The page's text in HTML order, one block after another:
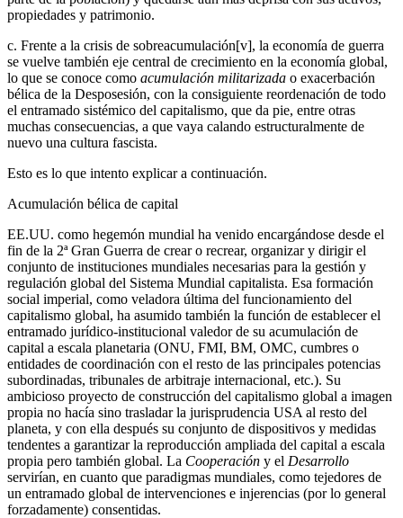
propiedades y patrimonio.
c. Frente a la crisis de sobreacumulación[v], la economía de guerra
se vuelve también eje central de crecimiento en la economía global,
lo que se conoce como acumulación militarizada o exacerbación
bélica de la Desposesión, con la consiguiente reordenación de todo
el entramado sistémico del capitalismo, que da pie, entre otras
muchas consecuencias, a que vaya calando estructuralmente de
nuevo una cultura fascista.
Esto es lo que intento explicar a continuación.
Acumulación bélica de capital
EE.UU. como hegemón mundial ha venido encargándose desde el
fin de la 2ª Gran Guerra de crear o recrear, organizar y dirigir el
conjunto de instituciones mundiales necesarias para la gestión y
regulación global del Sistema Mundial capitalista. Esa formación
social imperial, como veladora última del funcionamiento del
capitalismo global, ha asumido también la función de establecer el
entramado jurídico-institucional valedor de su acumulación de
capital a escala planetaria (ONU, FMI, BM, OMC, cumbres o
entidades de coordinación con el resto de las principales potencias
subordinadas, tribunales de arbitraje internacional, etc.). Su
ambicioso proyecto de construcción del capitalismo global a imagen
propia no hacía sino trasladar la jurisprudencia USA al resto del
planeta, y con ella después su conjunto de dispositivos y medidas
tendentes a garantizar la reproducción ampliada del capital a escala
propia pero también global. La Cooperación y el Desarrollo
servirían, en cuanto que paradigmas mundiales, como tejedores de
un entramado global de intervenciones e injerencias (por lo general
forzadamente) consentidas.